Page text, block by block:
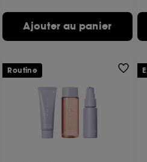
Ajouter au panier
Routine